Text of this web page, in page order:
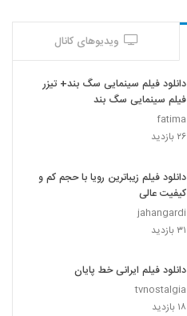
ویدیوهای کانال
دانلود فیلم سینمایی سگ بند+ تیزر
فیلم سینمایی سگ بند
fatima
۲۶ بازدید
دانلود فیلم زیباترین رویا با حجم کم و
کیفیت عالی
jahangardi
۳۱ بازدید
دانلود فیلم ایرانی خط پایان
tvnostalgia
۱۸ بازدید